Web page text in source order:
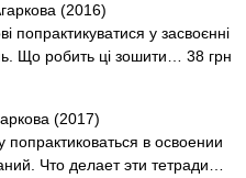
(2016)
попрактикуватися у засвоєнні
Що робить ці зошити… 38 грн
(2017)
в освоении
Что делает эти тетради…